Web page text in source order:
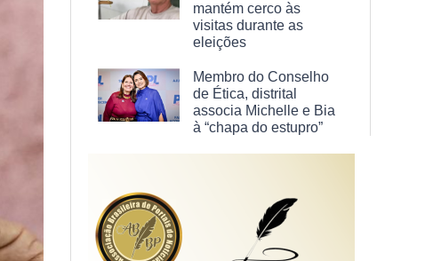
mantém cerco às
visitas durante as
eleições
Membro do Conselho
de Ética, distrital
associa Michelle e Bia
à “chapa do estupro”